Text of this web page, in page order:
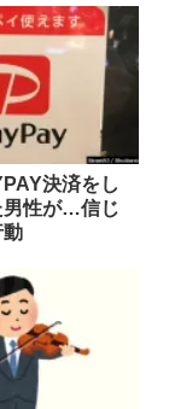
決済をし
男性が…信じ
動